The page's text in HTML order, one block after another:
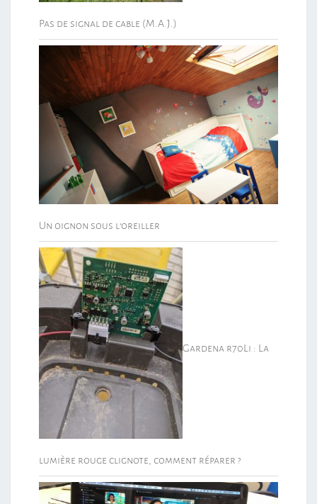
Pas de signal de cable (M.A.J.)
Un oignon sous l’oreiller
Gardena r70Li : La
lumière rouge clignote, comment réparer ?